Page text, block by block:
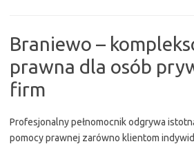
Braniewo –
prawna dla osób
firm
Profesjonalny pełnomocnik odgrywa
pomocy prawnej zarówno klientom